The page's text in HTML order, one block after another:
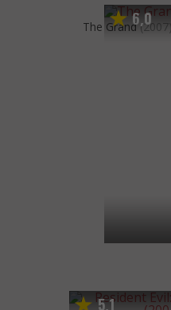
6,0
The Grand (2007)
5,1